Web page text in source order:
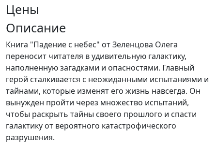
Цены
Описание
Книга "Падение с небес" от Зеленцова Олега
переносит читателя в удивительную галактику,
наполненную загадками и опасностями. Главный
герой сталкивается с неожиданными испытаниями и
тайнами, которые изменят его жизнь навсегда. Он
вынужден пройти через множество испытаний,
чтобы раскрыть тайны своего прошлого и спасти
галактику от вероятного катастрофического
разрушения.